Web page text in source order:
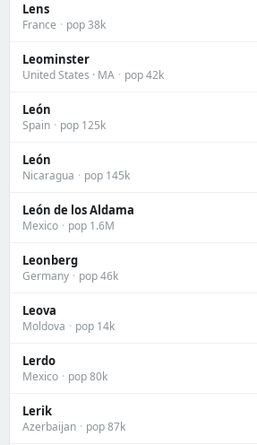
Lens
France · pop 38k
Leominster
United States · MA · pop 42k
León
Spain · pop 125k
León
Nicaragua · pop 145k
León de los Aldama
Mexico · pop 1.6M
Leonberg
Germany · pop 46k
Leova
Moldova · pop 14k
Lerdo
Mexico · pop 80k
Lerik
Azerbaijan · pop 87k